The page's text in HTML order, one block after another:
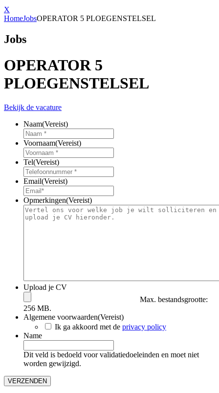
X
HomeJobsOPERATOR 5 PLOEGENSTELSEL
Jobs
OPERATOR 5
PLOEGENSTELSEL
Bekijk de vacature
Naam(Vereist)
Voornaam(Vereist)
Tel(Vereist)
Email(Vereist)
Opmerkingen(Vereist)
Upload je CV
Max. bestandsgrootte:
256 MB.
Algemene voorwaarden(Vereist)
Ik ga akkoord met de privacy policy
Name
Dit veld is bedoeld voor validatiedoeleinden en moet niet
worden gewijzigd.
VERZENDEN